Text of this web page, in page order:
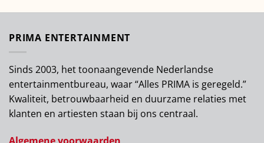
PRIMA ENTERTAINMENT
Sinds 2003, het toonaangevende Nederlandse
entertainmentbureau, waar “Alles PRIMA is geregeld.”
Kwaliteit, betrouwbaarheid en duurzame relaties met
klanten en artiesten staan bij ons centraal.